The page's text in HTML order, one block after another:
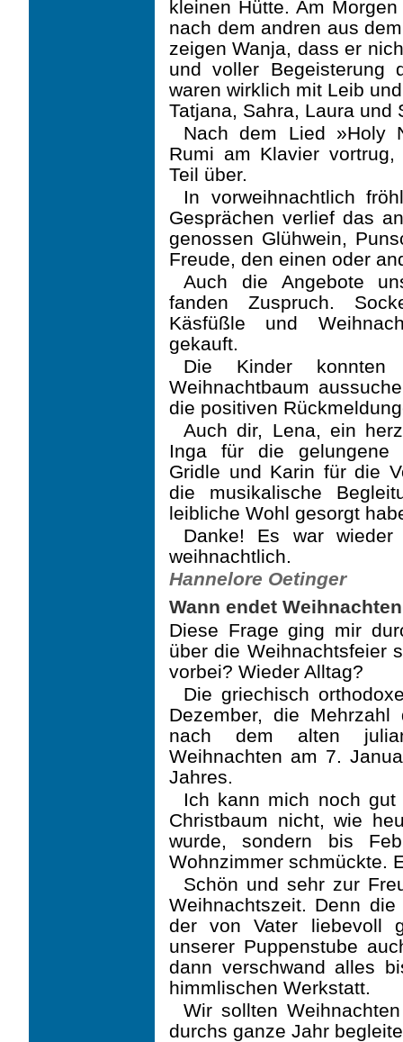
kleinen Hütte. Am
nach dem andren aus
zeigen Wanja, dass er
und voller Begeisterung
waren wirklich mit Leib
Tatjana, Sahra, Laura und
Nach dem Lied »Holy
Rumi am Klavier
Teil über.
In vorweihnachtlich
Gesprächen verlief das
genossen Glühwein,
Freude, den einen oder
Auch die Angebote
fanden Zuspruch.
Käsfüßle und
gekauft.
Die Kinder
Weihnachtbaum
die positiven
Auch dir, Lena, ein
Inga für die gelungene
Gridle und Karin für die
die musikali­sche
leibliche Wohl gesorgt
Danke! Es war
weihnachtlich.
Hannelore Oetinger
Wann endet
Diese Frage ging mir
über die Weihnachtsfeier
vorbei? Wieder Alltag?
Die griechisch
Dezember, die
nach dem alten
Weihnachten am 7.
Jahres.
Ich kann mich noch
Christbaum nicht, wie
wurde, sondern bis
Wohnzimmer schmückte.
Schön und sehr zur
Weihnachtszeit. Denn
der von Vater liebevoll
unserer Puppenstube
dann verschwand alles
himmlischen Werkstatt.
Wir sollten
durchs ganze Jahr